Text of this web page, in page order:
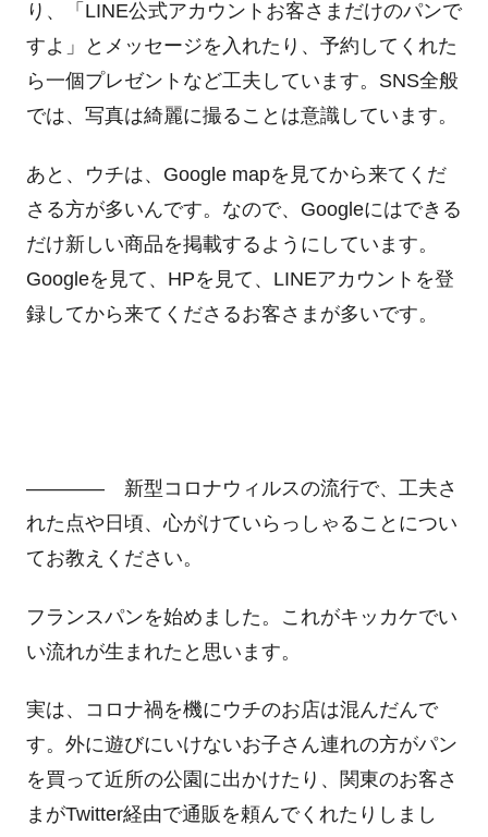
り、「LINE公式アカウントお客さまだけのパンで
すよ」とメッセージを入れたり、予約してくれた
ら一個プレゼントなど工夫しています。SNS全般
では、写真は綺麗に撮ることは意識しています。
あと、ウチは、Google mapを見てから来てくだ
さる方が多いんです。なので、Googleにはできる
だけ新しい商品を掲載するようにしています。
Googleを見て、HPを見て、LINEアカウントを登
録してから来てくださるお客さまが多いです。
―――― 新型コロナウィルスの流行で、工夫さ
れた点や日頃、心がけていらっしゃることについ
てお教えください。
フランスパンを始めました。これがキッカケでい
い流れが生まれたと思います。
実は、コロナ禍を機にウチのお店は混んだんで
す。外に遊びにいけないお子さん連れの方がパン
を買って近所の公園に出かけたり、関東のお客さ
まがTwitter経由で通販を頼んでくれたりしまし